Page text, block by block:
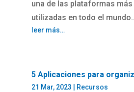
una de las plataformas
utilizadas en todo el
leer más…
5 Aplicaciones para
21 Mar, 2023 Recursos